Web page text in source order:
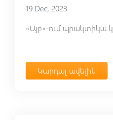
19 Dec, 2023
Կարդալ ավելին